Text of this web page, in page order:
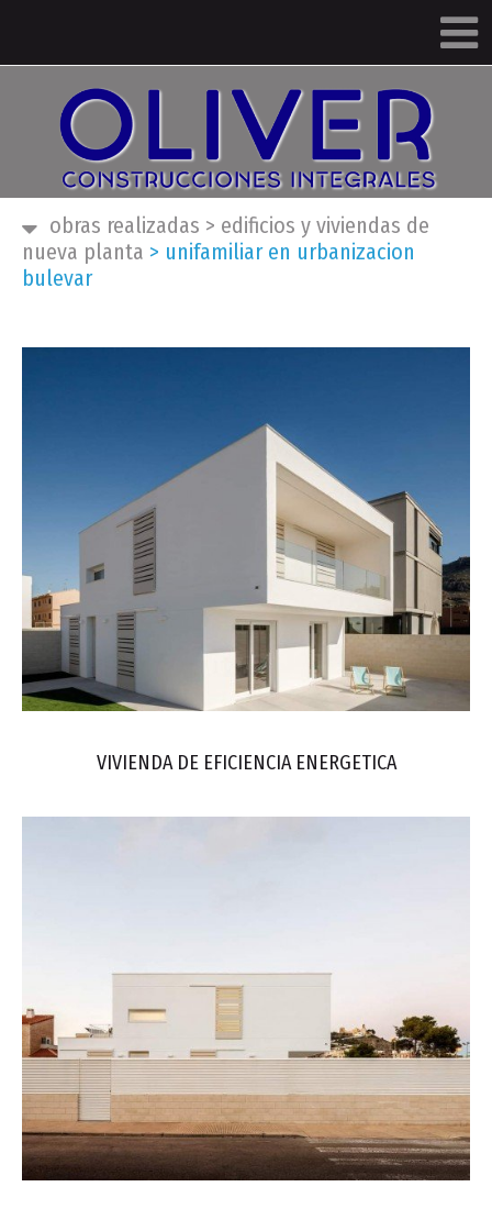
obras realizadas > edificios y viviendas de
nueva planta > unifamiliar en urbanizacion
bulevar
VIVIENDA DE EFICIENCIA ENERGETICA